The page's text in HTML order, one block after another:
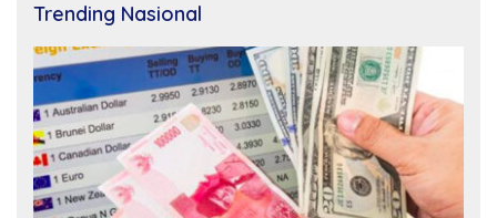
Trending Nasional